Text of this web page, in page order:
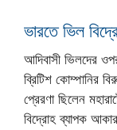
ভারতে ভিল
আদিবাসী ভিলদের
ব্রিটিশ কোম্পানির
প্রেরণা ছিলেন
বিদ্রোহ ব্যাপক